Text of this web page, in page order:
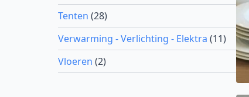
Tenten (28)
Verwarming - Verlichting - Elektra (11)
Vloeren (2)